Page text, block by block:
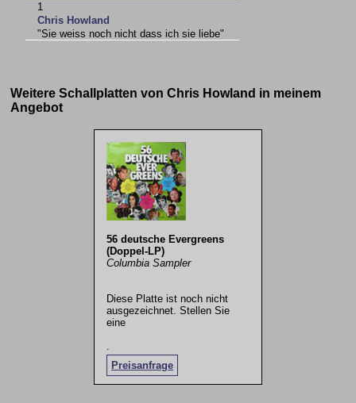
1
Chris Howland
"Sie weiss noch nicht dass ich sie liebe"
Weitere Schallplatten von Chris Howland in meinem
Angebot
56 deutsche Evergreens
(Doppel-LP)
Columbia Sampler
Diese Platte ist noch nicht
ausgezeichnet. Stellen Sie
eine
Preisanfrage